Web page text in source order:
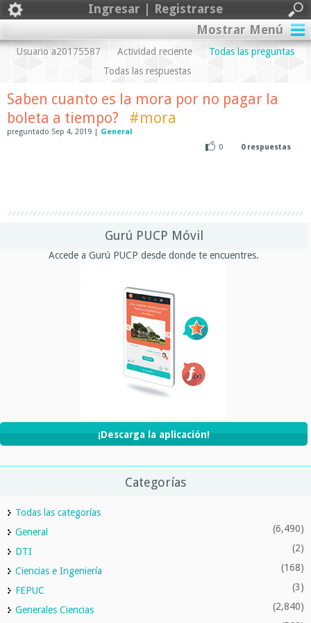
Ingresar | Registrarse
Mostrar Menú
Usuario a20175587 Actividad reciente
Todas las preguntas
Todas las respuestas
Saben cuanto es la mora por no pagar la
boleta a tiempo?
#mora
preguntado Sep 4, 2019 | General
0
0respuestas
Gurú PUCP Móvil
Accede a Gurú PUCP desde donde te encuentres.
¡Descarga la aplicación!
Categorías
Todas las categorías
General
(6,490)
DTI (2)
Ciencias e Ingeniería (168)
FEPUC (3)
Generales Ciencias
(2,840)